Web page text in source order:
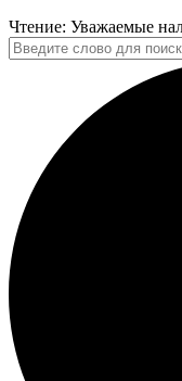
Чтение: Уважаемые